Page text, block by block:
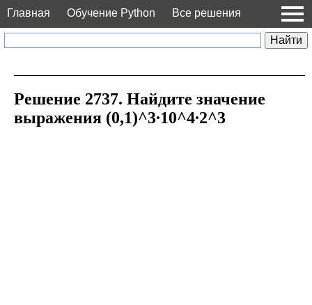
Главная Обучение Python Все решения
Решение 2737. Найдите значение
выражения (0,1)^3∙10^4∙2^3